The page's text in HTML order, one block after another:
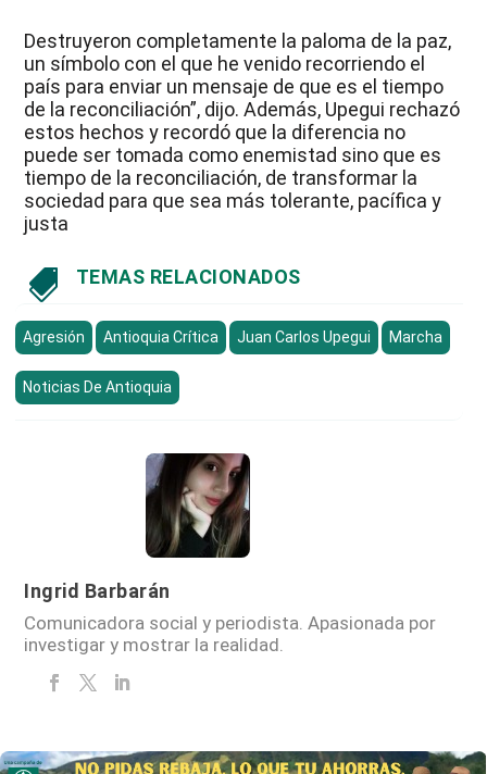
Destruyeron completamente la paloma de la paz,
un símbolo con el que he venido recorriendo el
país para enviar un mensaje de que es el tiempo
de la reconciliación”, dijo. Además, Upegui rechazó
estos hechos y recordó que la diferencia no
puede ser tomada como enemistad sino que es
tiempo de la reconciliación, de transformar la
sociedad para que sea más tolerante, pacífica y
justa
 TEMAS RELACIONADOS
Agresión Antioquia Crítica Juan Carlos Upegui Marcha
Noticias De Antioquia
Ingrid Barbarán
Comunicadora social y periodista. Apasionada por
investigar y mostrar la realidad.